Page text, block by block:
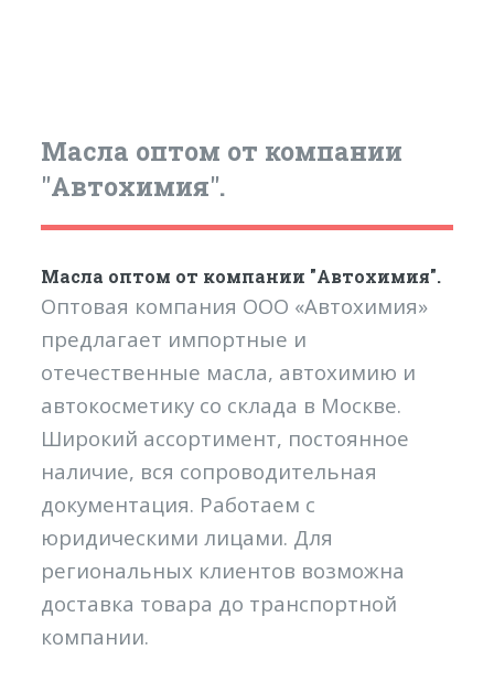
Масла оптом от компании
"Автохимия".
Масла оптом от компании "Автохимия".
Оптовая компания ООО «Автохимия»
предлагает импортные и
отечественные масла, автохимию и
автокосметику со склада в Москве.
Широкий ассортимент, постоянное
наличие, вся сопроводительная
документация. Работаем с
юридическими лицами. Для
региональных клиентов возможна
доставка товара до транспортной
компании.